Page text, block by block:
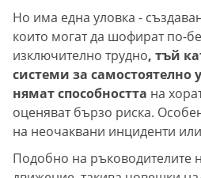
Но има една уловка -
които могат да шофират по-
изключително трудно, тъй
системи за самостоятелно
нямат способността на
оценяват бързо риска.
на неочаквани инциденти
Подобно на ръководителите